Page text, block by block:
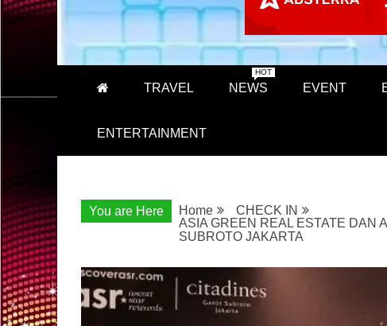
TRAVEL NEWS
HOT
EVENT
ENTERTAINMENT
You are Here Home
CHECK IN
ASIA GREEN REAL ESTATE DAN
SUBROTO JAKARTA